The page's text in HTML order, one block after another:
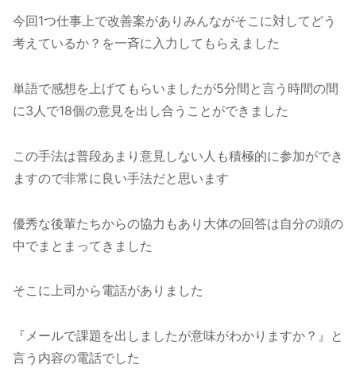
今回1つ仕事上で改善案がありみんながそこに対してどう
考えているか？を一斉に入力してもらえました
単語で感想を上げてもらいましたが5分間と言う時間の間
に3人で18個の意見を出し合うことができました
この手法は普段あまり意見しない人も積極的に参加ができ
ますので非常に良い手法だと思います
優秀な後輩たちからの協力もあり大体の回答は自分の頭の
中でまとまってきました
そこに上司から電話がありました
『メールで課題を出しましたが意味がわかりますか？』と
言う内容の電話でした